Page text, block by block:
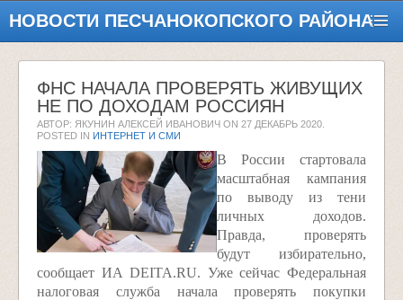
НОВОСТИ ПЕСЧАНОКОПСКОГО РАЙОНА
ФНС НАЧАЛА ПРОВЕРЯТЬ ЖИВУЩИХ
НЕ ПО ДОХОДАМ РОССИЯН
АВТОР: ЯКУНИН АЛЕКСЕЙ ИВАНОВИЧ ON 27 ДЕКАБРЬ 2020
POSTED IN ИНТЕРНЕТ И СМИ
В России стартовала
масштабная кампания
по выводу из тени
личных доходов.
Правда, проверять
будут избирательно,
сообщает ИА DEITA.RU. Уже сейчас Федеральная
налоговая служба начала проверять покупки